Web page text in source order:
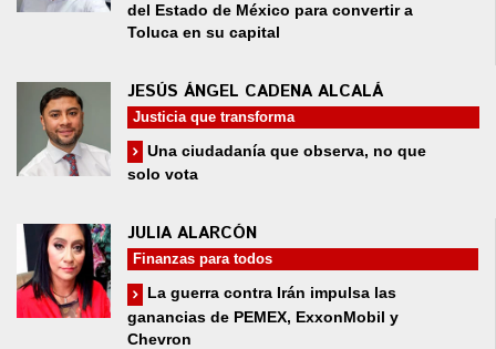
del Estado de México para convertir a
Toluca en su capital
JESÚS ÁNGEL CADENA ALCALÁ
Justicia que transforma
Una ciudadanía que observa, no que
solo vota
JULIA ALARCÓN
Finanzas para todos
La guerra contra Irán impulsa las
ganancias de PEMEX, ExxonMobil y
Chevron